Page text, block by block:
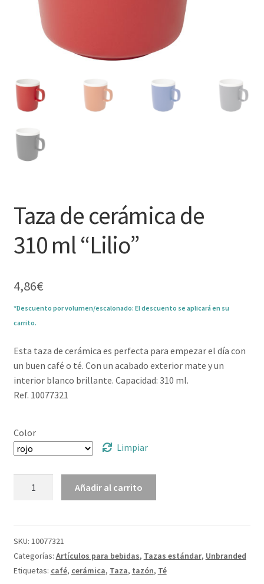
Taza de cerámica de
310 ml “Lilio”
4,86€
*Descuento por volumen/escalonado: El descuento se aplicará en su
carrito.
Esta taza de cerámica es perfecta para empezar el día con
un buen café o té. Con un acabado exterior mate y un
interior blanco brillante. Capacidad: 310 ml.
Ref. 10077321
Color
Limpiar
310 ml
"Lilio"
cantidad
Añadir al carrito
SKU: 10077321
Categorías: Artículos para bebidas, Tazas estándar, Unbranded
Etiquetas: café, cerámica, Taza, tazón, Té